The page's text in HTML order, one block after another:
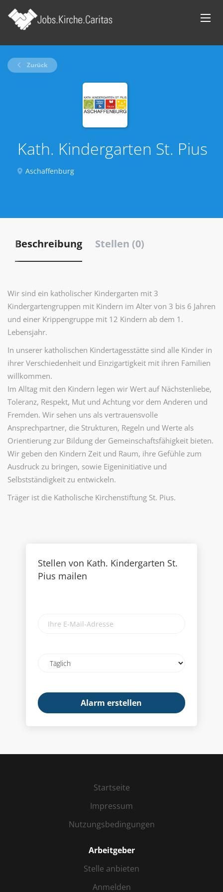
Zurück
Kath. Kindergarten St. Pius
Aschaffenburg
Beschreibung Stellen (0)
Wir sind ein katholischer Kindergarten mit 3
Kindergartengruppen mit Kindern im Alter von 3 bis 6 Jahren
und einer Krippengruppe mit 12 Kindern ab dem 1.
Lebensjahr.
In unserer katholischen Kindertagesstätte sind alle Kinder in
ihrer Verschiedenheit und Einzigartigkeit mit ihren Familien
willkommen.
Im Alltag mit den Kindern legen wir Wert auf Nächstenliebe,
Toleranz, Respekt, Mut und Achtung vor dem Anderen und
Fremden. Wir sehen uns als vertrauensvolle
Ansprechpartner, die Strukturen, Regeln und Werte als
Orientierung zur Bildung der Gemeinschaftsfähigkeit bieten.
Wir geben den Kindern Zeit und Raum, ihre Gefühle zum
Ausdruck zu bringen, sowie Eigeninitiative und
Selbstständigkeit zu entwickeln.
Träger ist die Katholische Kirchenstiftung St. Pius.
Stellen von Kath. Kindergarten St.
Pius mailen
frequency
Startseite
Impressum
Nutzungsbedingungen
Arbeitgeber
Stelle anbieten
Anmelden